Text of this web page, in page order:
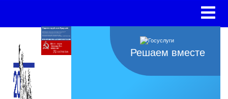
Решаем вместе